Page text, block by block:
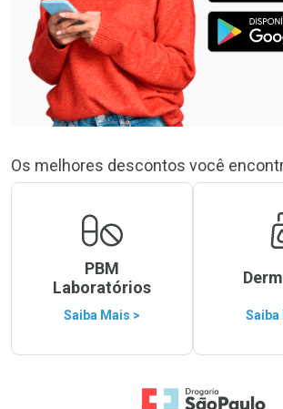
Os melhores descontos você
PBM
Laboratórios
Saiba Mais > Saiba
Ir para a Home